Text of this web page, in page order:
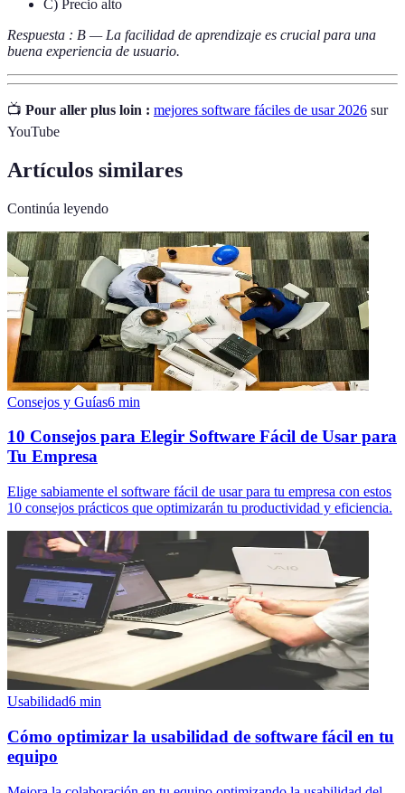
C) Precio alto
Respuesta : B — La facilidad de aprendizaje es crucial para una
buena experiencia de usuario.
📺 Pour aller plus loin : mejores software fáciles de usar 2026 sur
YouTube
Artículos similares
Continúa leyendo
Consejos y Guías6 min
10 Consejos para Elegir Software Fácil de Usar para
Tu Empresa
Elige sabiamente el software fácil de usar para tu empresa con estos
10 consejos prácticos que optimizarán tu productividad y eficiencia.
Usabilidad6 min
Cómo optimizar la usabilidad de software fácil en tu
equipo